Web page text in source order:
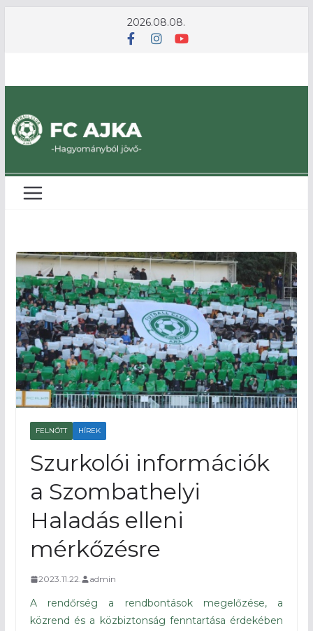
2026.08.08.
FELNŐTT HÍREK
Szurkolói információk
a Szombathelyi
Haladás elleni
mérkőzésre
2023.11.22. admin
A rendőrség a rendbontások megelőzése, a
közrend és a közbiztonság fenntartása érdekében